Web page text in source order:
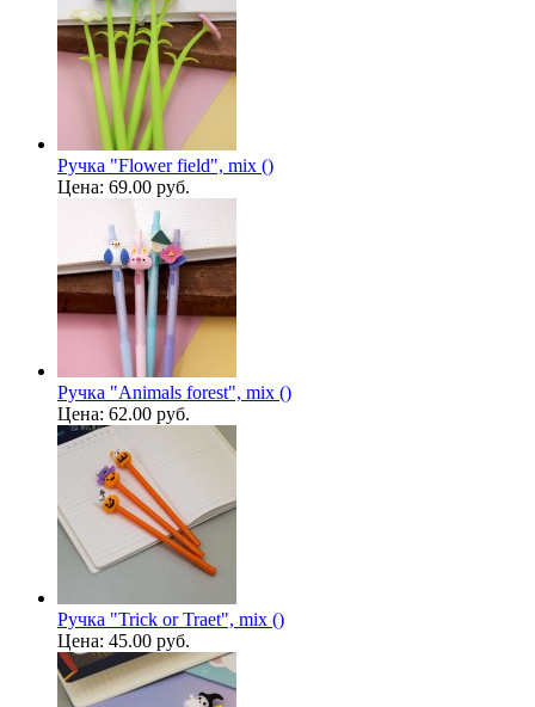
Ручка "Flower field", mix ()
Цена: 69.00 руб.
Ручка "Animals forest", mix ()
Цена: 62.00 руб.
Ручка "Trick or Traet", mix ()
Цена: 45.00 руб.